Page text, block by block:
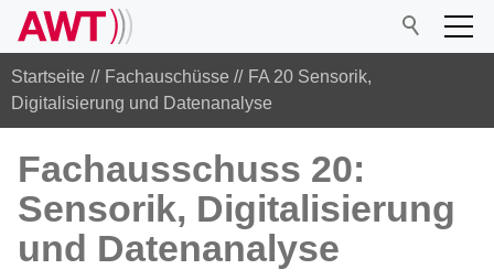
AWT
Netzwerk
Startseite Fachauschüsse
FA 20 Sensorik,
Digitalisierung und Datenanalyse
Fachausschuss 20:
Sensorik, Digitalisierung
und Datenanalyse